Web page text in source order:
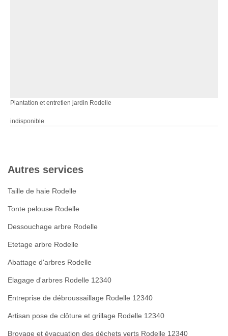
Plantation et entretien jardin Rodelle
indisponible
Autres services
Taille de haie Rodelle
Tonte pelouse Rodelle
Dessouchage arbre Rodelle
Etetage arbre Rodelle
Abattage d'arbres Rodelle
Elagage d'arbres Rodelle 12340
Entreprise de débroussaillage Rodelle 12340
Artisan pose de clôture et grillage Rodelle 12340
Broyage et évacuation des déchets verts Rodelle 12340